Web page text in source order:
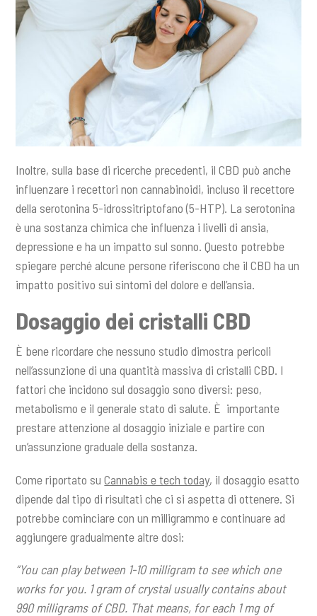
Inoltre, sulla base di ricerche precedenti, il CBD può anche
influenzare i recettori non cannabinoidi, incluso il recettore
della serotonina 5-idrossitriptofano (5-HTP). La serotonina
è una sostanza chimica che influenza i livelli di ansia,
depressione e ha un impatto sul sonno. Questo potrebbe
spiegare perché alcune persone riferiscono che il CBD ha un
impatto positivo sui sintomi del dolore e dell’ansia.
Dosaggio dei cristalli CBD
È bene ricordare che nessuno studio dimostra pericoli
nell’assunzione di una quantità massiva di cristalli CBD. I
fattori che incidono sul dosaggio sono diversi: peso,
metabolismo e il generale stato di salute. È importante
prestare attenzione al dosaggio iniziale e partire con
un’assunzione graduale della sostanza.
Come riportato suCannabis e tech today, il dosaggio esatto
dipende dal tipo di risultati che ci si aspetta di ottenere. Si
potrebbe cominciare con un milligrammo e continuare ad
aggiungere gradualmente altre dosi:
“You can play between 1-10 milligram to see which one
works for you. 1 gram of crystal usually contains about
990 milligrams of CBD. That means, for each 1 mg of